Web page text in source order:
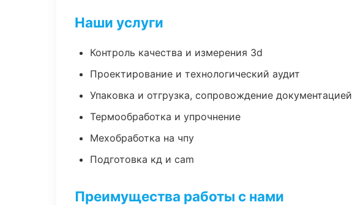
Наши услуги
Контроль качества и измерения 3d
Проектирование и технологический аудит
Упаковка и отгрузка, сопровождение документацией
Термообработка и упрочнение
Мехобработка на чпу
Подготовка кд и cam
Преимущества работы с нами